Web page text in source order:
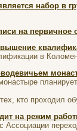
набор в
на первичное
в
кто проходил
на режим